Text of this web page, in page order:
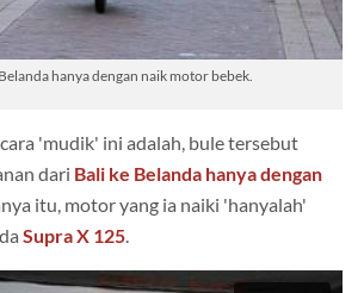
hanya dengan naik motor bebek.
'mudik' ini adalah, bule tersebut
dari Bali ke Belanda hanya dengan
itu, motor yang ia naiki 'hanyalah'
Supra X 125.